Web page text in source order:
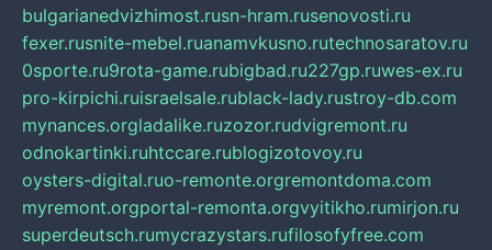
bulgarianedvizhimost.rusn-hram.rusenovosti.ru
fexer.rusnite-mebel.ruanamvkusno.rutechnosaratov.ru
0sporte.ru9rota-game.rubigbad.ru227gp.ruwes-ex.ru
pro-kirpichi.ruisraelsale.rublack-lady.rustroy-db.com
mynances.orgladalike.ruzozor.rudvigremont.ru
odnokartinki.ruhtccare.rublogizotovoy.ru
oysters-digital.ruo-remonte.orgremontdoma.com
myremont.orgportal-remonta.orgvyitikho.rumirjon.ru
superdeutsch.rumycrazystars.rufilosofyfree.com